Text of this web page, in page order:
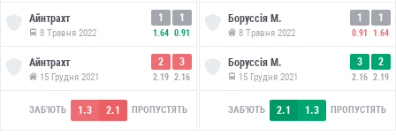
Айнтрахт
8 Травня 2022
1
1.64
1
0.91
Айнтрахт
15 Грудня 2021
2
2.19
3
2.16
ЗАБ'ЮТЬ 1.3 2.1 ПРОПУСТЯТЬ
Боруссія М.
8 Травня 2022
1
0.91
1
1.64
Боруссія М.
15 Грудня 2021
3
2.16
2
2.19
ЗАБ'ЮТЬ 2.1 1.3 ПРОПУСТЯТЬ